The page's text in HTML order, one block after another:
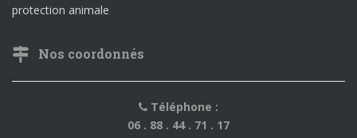
protection animale
Nos coordonnés
Téléphone :
06 . 88 . 44 . 71 . 17